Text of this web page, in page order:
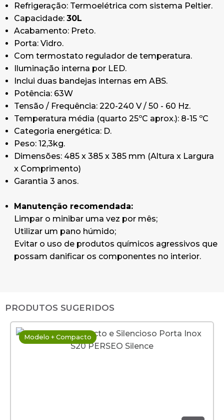
Refrigeração: Termoelétrica com sistema Peltier.
Capacidade: 30L
Acabamento: Preto.
Porta: Vidro.
Com termostato regulador de temperatura.
Iluminação interna por LED.
Inclui duas bandejas internas em ABS.
Potência: 63W
Tensão / Frequência: 220-240 V / 50 - 60 Hz.
Temperatura média (quarto 25ºC aprox.): 8-15 ºC
Categoria energética: D.
Peso: 12,3kg.
Dimensões: 485 x 385 x 385 mm (Altura x Largura
x Comprimento)
Garantia 3 anos.
Manutenção recomendada:
Limpar o minibar uma vez por mês;
Utilizar um pano húmido;
Evitar o uso de produtos químicos agressivos que
possam danificar os componentes no interior.
PRODUTOS SUGERIDOS
Modelo + Compacto